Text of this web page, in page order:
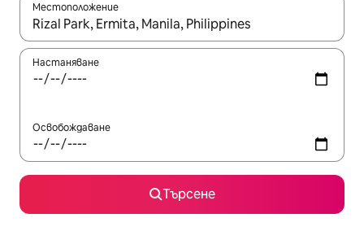
Местоположение
Когато резултатите се покажат, използвайте
Настаняване
Освобождаване
Търсене